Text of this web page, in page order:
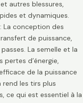
autres blessures,
et dynamiques.
La conception des
de puissance,
La semelle et la
d’énergie,
de la puissance
rend les tirs plus
ce qui est essentiel à la